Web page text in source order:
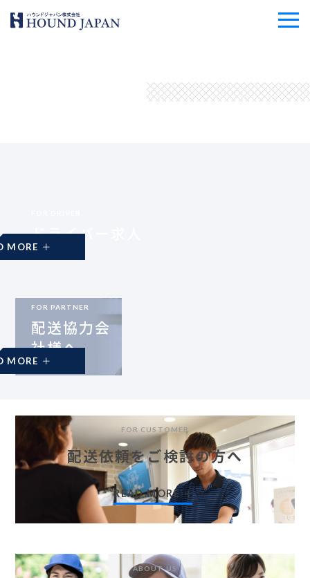
ドライバー求人
READ MORE
FOR PARTNER
配送協力会
社様へ
READ MORE
FOR CUSTOMER
配送依頼をご検討の方へ
READ MORE
ABOUT US